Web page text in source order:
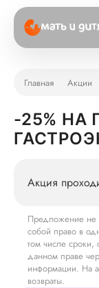
Главная Акции
-25% НА
Акция
Предложение не
собой право в
том числе сроки,
данном праве
информации. На
возвраты.